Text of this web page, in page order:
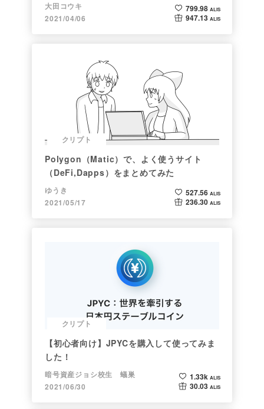
大田コウキ
2021/04/06
799.98 ALIS
947.13 ALIS
クリプト
Polygon（Matic）で、よく使うサイト
（DeFi,Dapps）をまとめてみた
ゆうき
2021/05/17
527.56 ALIS
236.30 ALIS
クリプト
【初心者向け】JPYCを購入して使ってみま
した！
暗号資産ジョシ校生 蟻巣
2021/06/30
1.33k ALIS
30.03 ALIS